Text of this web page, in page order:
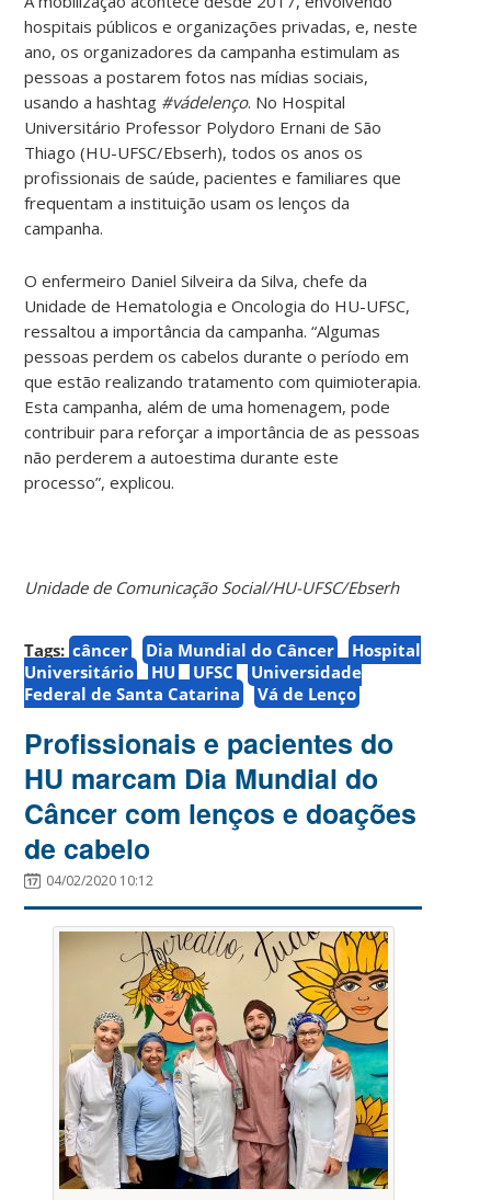
hospitais públicos e organizações privadas, e, neste
ano, os organizadores da campanha estimulam as
pessoas a postarem fotos nas mídias sociais,
usando a hashtag #vádelenço. No Hospital
Universitário Professor Polydoro Ernani de São
Thiago (HU-UFSC/Ebserh), todos os anos os
profissionais de saúde, pacientes e familiares que
frequentam a instituição usam os lenços da
campanha.
O enfermeiro Daniel Silveira da Silva, chefe da
Unidade de Hematologia e Oncologia do HU-UFSC,
ressaltou a importância da campanha. “Algumas
pessoas perdem os cabelos durante o período em
que estão realizando tratamento com quimioterapia.
Esta campanha, além de uma homenagem, pode
contribuir para reforçar a importância de as pessoas
não perderem a autoestima durante este
processo”, explicou.
Unidade de Comunicação Social/HU-UFSC/Ebserh
Tags: câncer Dia Mundial do Câncer
Hospital
Universitário
HU UFSC
Universidade
Federal de Santa Catarina
Vá de Lenço
Profissionais e pacientes do
HU marcam Dia Mundial do
Câncer com lenços e doações
de cabelo
04/02/2020 10:12